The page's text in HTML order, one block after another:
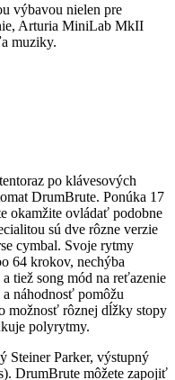
výbavou nielen pre
Arturia MiniLab MkII
muziky.
po klávesových
DrumBrute. Ponúka 17
okamžite ovládať podobne
sú dve rôzne verzie
cymbal. Svoje rytmy
64 krokov, nechýba
tiež song mód na reťazenie
náhodnosť pomôžu
možnosť rôznej dĺžky stopy
polyrytmy.
Steiner Parker, výstupný
DrumBrute môžete zapojiť